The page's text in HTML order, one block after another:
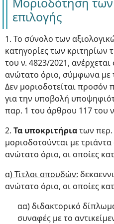
επιλογής
1. Το σύνολο των
κατηγορίες των κριτηρίων
του ν. 4823/2021, ανέρχεται
ανώτατο όριο, σύμφωνα
Δεν μοριοδοτείται
για την υποβολή
παρ. 1 του άρθρου 117 του
2. Τα υποκριτήριατων περ.
μοριοδοτούνται με
ανώτατο όριο, οι οποίες
α) Τίτλοι σπουδών:
ανώτατο όριο, οι οποίες
αα) διδακτορικό
συναφές με το